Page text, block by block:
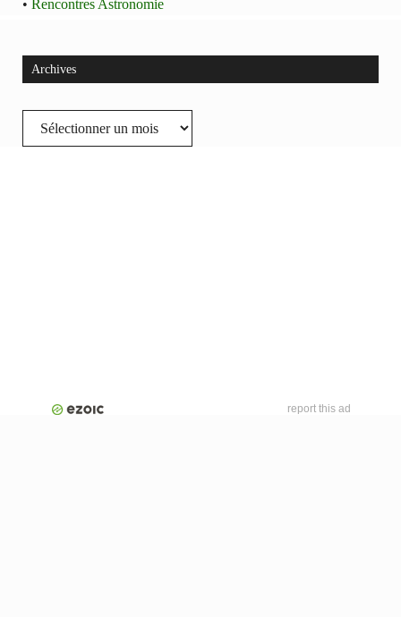
• Rencontres Astronomie
Archives
Archives
report this ad